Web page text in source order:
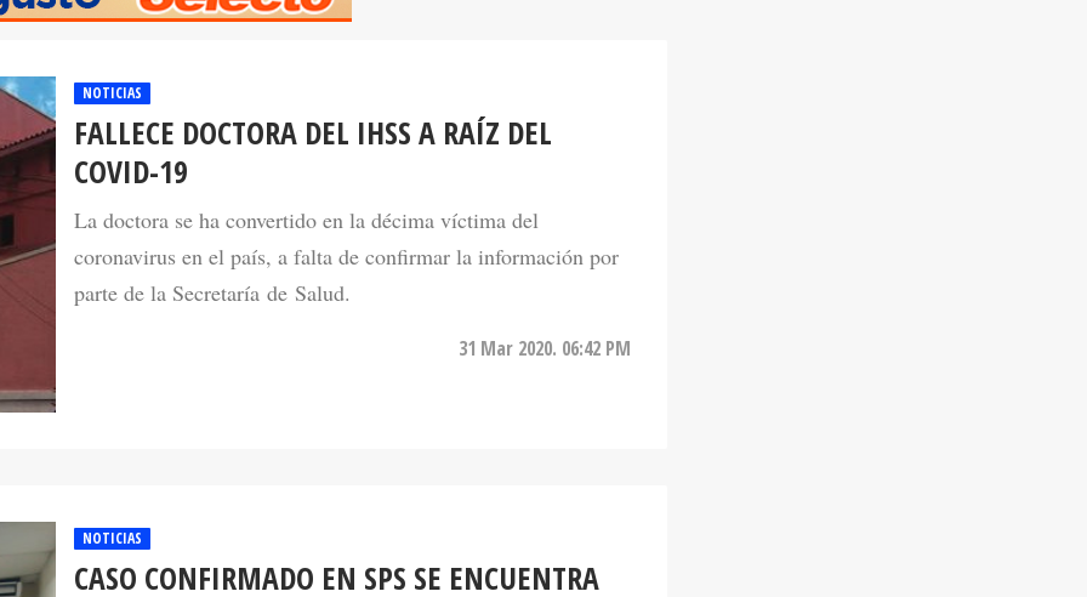
FALLECE DOCTORA DEL IHSS A RAÍZ DEL
COVID-19
La doctora se ha convertido en la décima víctima del
coronavirus en el país, a falta de confirmar la información por
parte de la Secretaría de Salud.
CASO CONFIRMADO EN SPS SE ENCUENTRA
EN ESTADO DELICADO DE SALUD